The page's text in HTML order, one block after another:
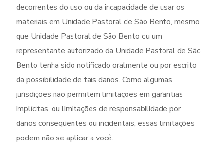
decorrentes do uso ou da incapacidade de usar os
materiais em Unidade Pastoral de São Bento, mesmo
que Unidade Pastoral de São Bento ou um
representante autorizado da Unidade Pastoral de São
Bento tenha sido notificado oralmente ou por escrito
da possibilidade de tais danos. Como algumas
jurisdições não permitem limitações em garantias
implícitas, ou limitações de responsabilidade por
danos conseqüentes ou incidentais, essas limitações
podem não se aplicar a você.